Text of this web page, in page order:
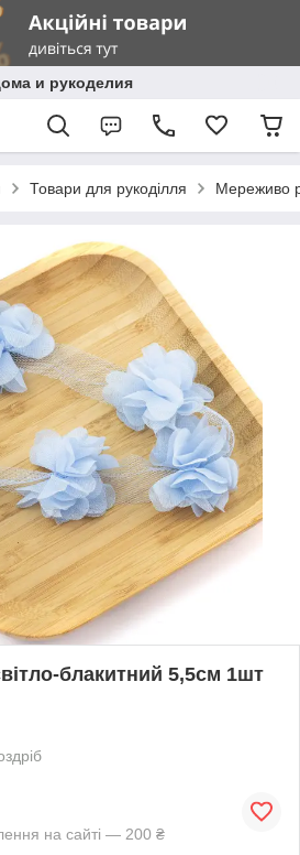
и рукоделия
Товари для рукоділля Мереживо
блакитний 5,5см 1шт
на сайті — 200 ₴